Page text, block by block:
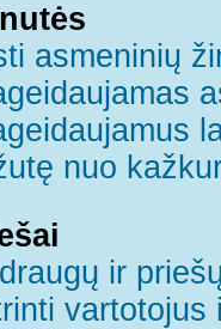
asmeninių
nuo
ir